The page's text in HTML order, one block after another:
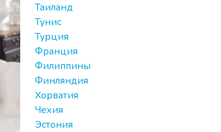
Таиланд
Тунис
Турция
Франция
Филиппины
Финляндия
Хорватия
Чехия
Эстония